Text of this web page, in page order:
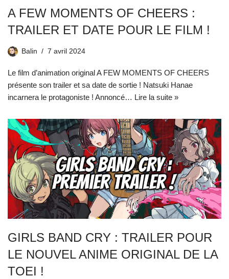
A FEW MOMENTS OF CHEERS :
TRAILER ET DATE POUR LE FILM !
Balin 7 avril 2024
Le film d’animation original A FEW MOMENTS OF CHEERS
présente son trailer et sa date de sortie ! Natsuki Hanae
incarnera le protagoniste ! Annoncé… Lire la suite »
GIRLS BAND CRY : TRAILER POUR
LE NOUVEL ANIME ORIGINAL DE LA
TOEI !